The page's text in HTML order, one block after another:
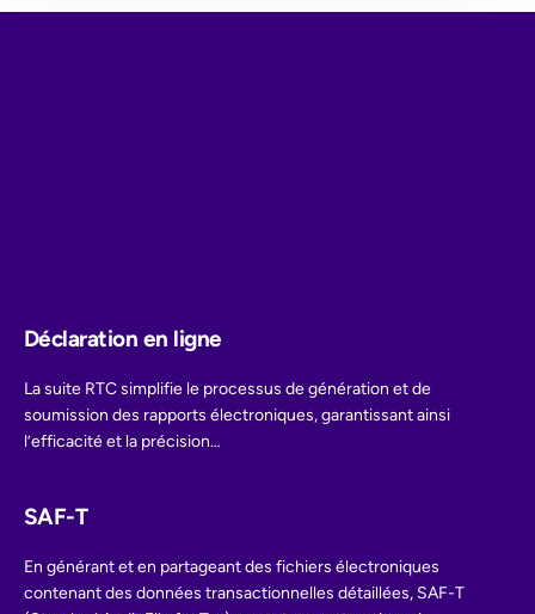
Déclaration en ligne
La suite RTC simplifie le processus de génération et de
soumission des rapports électroniques, garantissant ainsi
l’efficacité et la précision…
SAF-T
En générant et en partageant des fichiers électroniques
contenant des données transactionnelles détaillées, SAF-T